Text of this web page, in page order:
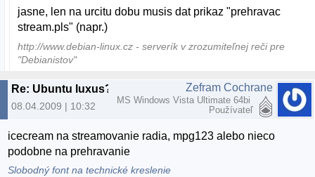
jasne, len na urcitu dobu musis dat prikaz "prehravac
stream.pls" (napr.)
http://www.debian-linux.cz - serverík v zrozumiteľnej reči pre
"Debianistov"
Re: Ubuntu luxus?
08.04.2009 | 10:32
Zefram Cochrane
MS Windows Vista Ultimate 64bi
Používateľ
icecream na streamovanie radia, mpg123 alebo nieco
podobne na prehravanie
Slobodný font na technické kreslenie